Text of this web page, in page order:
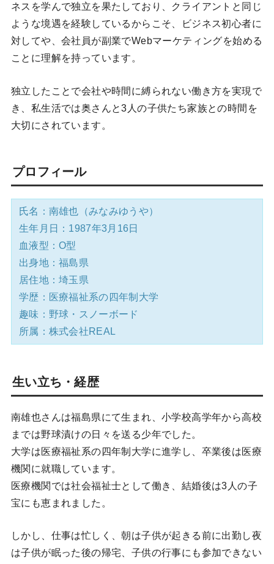
ネスを学んで独立を果たしており、クライアントと同じ
ような境遇を経験しているからこそ、ビジネス初心者に
対してや、会社員が副業でWebマーケティングを始める
ことに理解を持っています。
独立したことで会社や時間に縛られない働き方を実現で
き、私生活では奥さんと3人の子供たち家族との時間を
大切にされています。
プロフィール
氏名：南雄也（みなみゆうや）
生年月日：1987年3月16日
血液型：O型
出身地：福島県
居住地：埼玉県
学歴：医療福祉系の四年制大学
趣味：野球・スノーボード
所属：株式会社REAL
生い立ち・経歴
南雄也さんは福島県にて生まれ、小学校高学年から高校
までは野球漬けの日々を送る少年でした。
大学は医療福祉系の四年制大学に進学し、卒業後は医療
機関に就職しています。
医療機関では社会福祉士として働き、結婚後は3人の子
宝にも恵まれました。
しかし、仕事は忙しく、朝は子供が起きる前に出勤し夜
は子供が眠った後の帰宅、子供の行事にも参加できない